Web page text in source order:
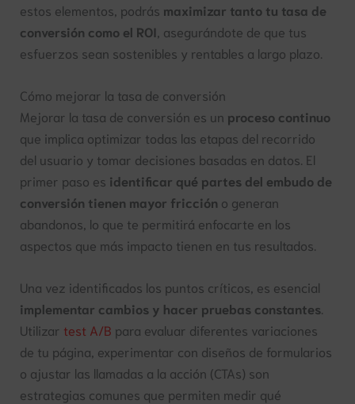
estos elementos, podrás maximizar tanto tu tasa de
conversión como el ROI , asegurándote de que tus
esfuerzos sean sostenibles y rentables a largo plazo.
Cómo mejorar la tasa de conversión
Mejorar la tasa de conversión es un proceso continuo
que implica optimizar todas las etapas del recorrido
del usuario y tomar decisiones basadas en datos. El
primer paso es identificar qué partes del embudo de
conversión tienen mayor fricción o generan
abandonos, lo que te permitirá enfocarte en los
aspectos que más impacto tienen en tus resultados.
Una vez identificados los puntos críticos, es esencial
implementar cambios y hacer pruebas constantes.
Utilizar test A/B para evaluar diferentes variaciones
de tu página, experimentar con diseños de formularios
o ajustar las llamadas a la acción (CTAs) son
estrategias comunes que permiten medir qué